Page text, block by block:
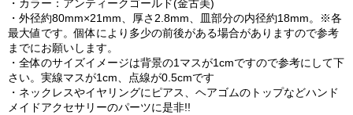
・カラー：アンティークゴールド(金古美)
・外径約80mm×21mm、厚さ2.8mm、皿部分の内径約18mm。※各
最大値です。個体により多少の前後がある場合がありますので参考
までにお願いします。
・全体のサイズイメージは背景の1マスが1cmですので参考にして下
さい。実線マスが1cm、点線が0.5cmです
・ネックレスやイヤリングにピアス、ヘアゴムのトップなどハンド
メイドアクセサリーのパーツに是非!!